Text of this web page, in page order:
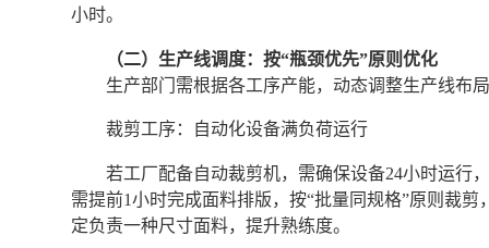
小时。
（二）生产线调度：按“瓶颈优先”原则优化
生产部门需根据各工序产能，动态调整生产线布
裁剪工序：自动化设备满负荷运行
若工厂配备自动裁剪机，需确保设备24小时运行
需提前1小时完成面料排版，按“批量同规格”原则裁
定负责一种尺寸面料，提升熟练度。